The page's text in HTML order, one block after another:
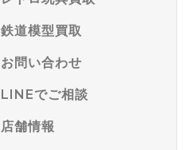
鉄道模型買取
お問い合わせ
LINEでご相談
店舗情報